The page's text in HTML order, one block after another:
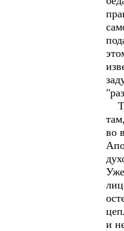
во
и